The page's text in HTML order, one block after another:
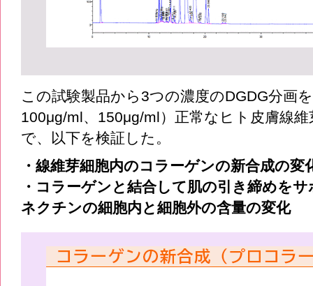
この試験製品から3つの濃度のDGDG分画
100μg/ml、150μg/ml）正常なヒト皮膚線
で、以下を検証した。
・線維芽細胞内のコラーゲンの新合成の変
・コラーゲンと結合して肌の引き締めを
ネクチンの細胞内と細胞外の含量の変化